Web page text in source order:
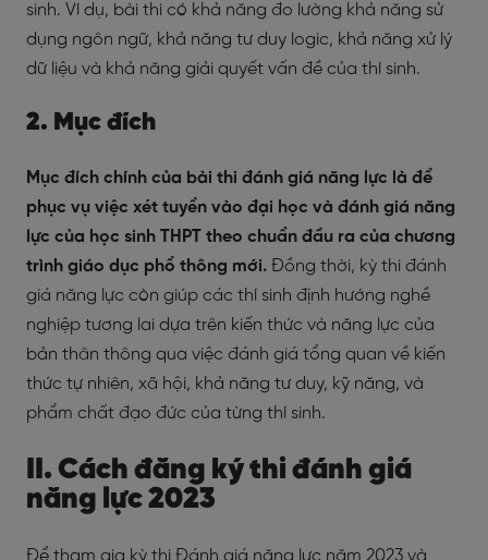
sinh. Ví dụ, bài thi có khả năng đo lường khả năng sử
dụng ngôn ngữ, khả năng tư duy logic, khả năng xử lý
dữ liệu và khả năng giải quyết vấn đề của thí sinh.
2. Mục đích
Mục đích chính của bài thi đánh giá năng lực là để
phục vụ việc xét tuyển vào đại học và đánh giá năng
lực của học sinh THPT theo chuẩn đầu ra của chương
trình giáo dục phổ thông mới. Đồng thời, kỳ thi đánh
giá năng lực còn giúp các thí sinh định hướng nghề
nghiệp tương lai dựa trên kiến thức và năng lực của
bản thân thông qua việc đánh giá tổng quan về kiến
thức tự nhiên, xã hội, khả năng tư duy, kỹ năng, và
phẩm chất đạo đức của từng thí sinh.
II. Cách đăng ký thi đánh giá
năng lực 2023
Để tham gia kỳ thi Đánh giá năng lực năm 2023 và